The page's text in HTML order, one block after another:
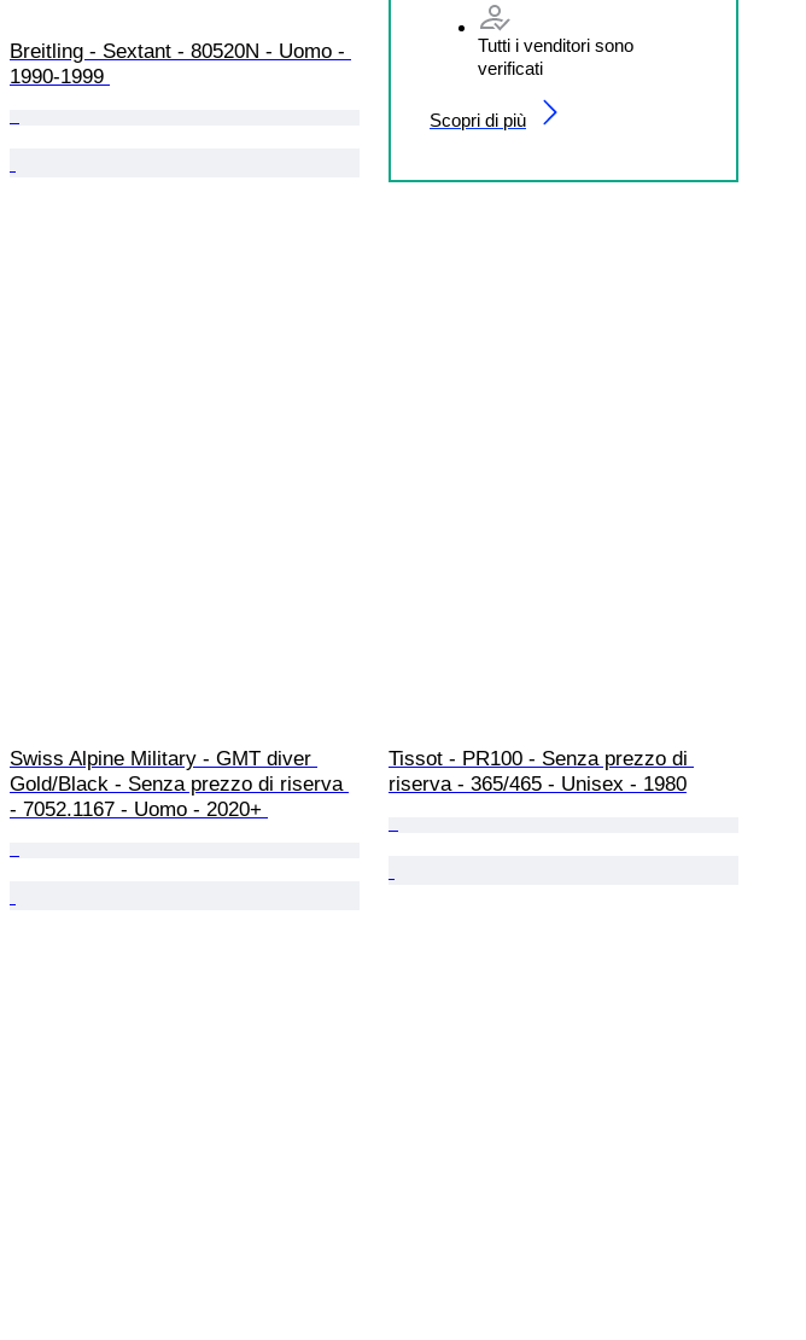
Tutti i venditori sono
verificati
Scopri di più
Breitling - Sextant - 80520N - Uomo -
1990-1999
Swiss Alpine Military - GMT diver
Gold/Black - Senza prezzo di riserva
- 7052.1167 - Uomo - 2020+
Tissot - PR100 - Senza prezzo di
riserva - 365/465 - Unisex - 1980